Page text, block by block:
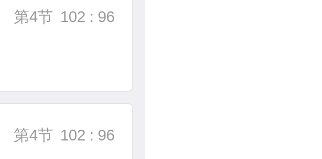
第4节 102 : 96
第4节 102 : 96